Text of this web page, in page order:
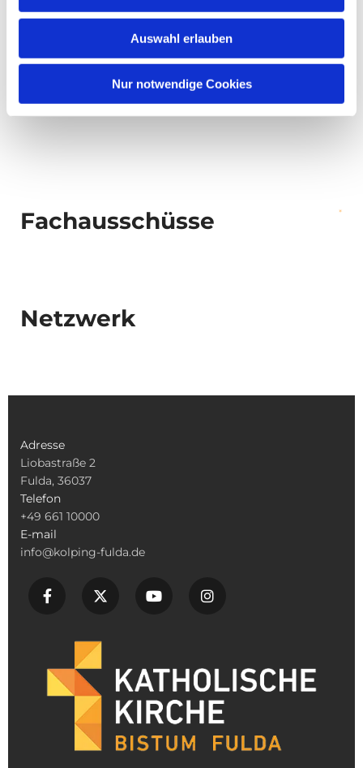
Auswahl erlauben
Nur notwendige Cookies
Fachausschüsse
Netzwerk
Adresse
Liobastraße 2
Fulda, 36037
Telefon
+49 661 10000
E-mail
info@kolping-fulda.de